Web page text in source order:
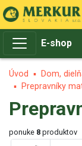
E-shop
Úvod
Dom,
Prepravníky
ponuke 8 produktov